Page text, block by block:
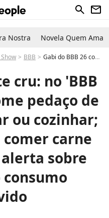
search newsletter
Nostra Novela Quem Ama
BBB Gabi do BBB 26 come carne crua e médico alerta sobre perigos do consumo pode comer? Saiba o que especialistas dizem
cru: no 'BBB
pedaço de
ou cozinhar;
carne
sobre